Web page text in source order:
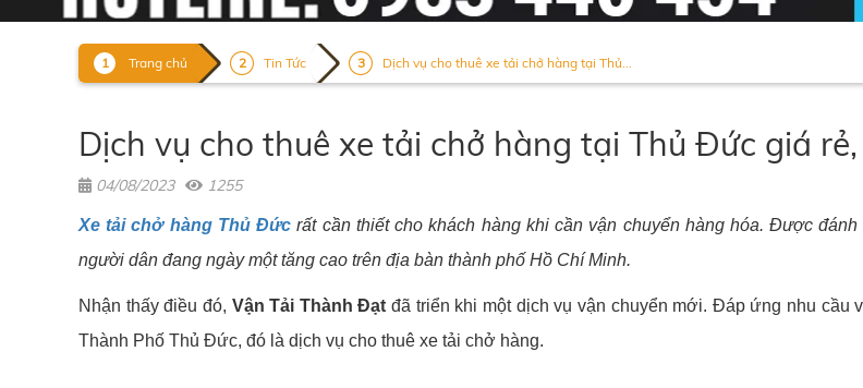
Trang chủ Tin Tức Dịch vụ cho thuê xe tải chở hàng tại Thủ...
Dịch vụ cho thuê xe tải chở hàng tại Thủ Đức giá
04/08/2023 1255
Xe tải chở hàng Thủ Đức rất cần thiết cho khách hàng khi cần vận chuyển hàng hóa. Được
người dân đang ngày một tăng cao trên địa bàn thành phố Hồ Chí Minh.
Nhận thấy điều đó, Vận Tải Thành Đạt đã triển khi một dịch vụ vận chuyển mới. Đáp ứng nhu cầu
Thành Phố Thủ Đức, đó là dịch vụ cho thuê xe tải chở hàng.